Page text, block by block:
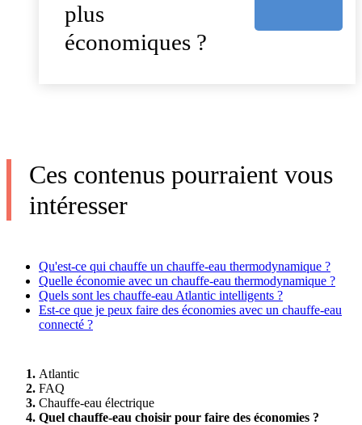
plus
économiques ?
Ces contenus pourraient vous
intéresser
Qu'est-ce qui chauffe un chauffe-eau thermodynamique ?
Quelle économie avec un chauffe-eau thermodynamique ?
Quels sont les chauffe-eau Atlantic intelligents ?
Est-ce que je peux faire des économies avec un chauffe-eau
connecté ?
Atlantic
FAQ
Chauffe-eau électrique
Quel chauffe-eau choisir pour faire des économies ?